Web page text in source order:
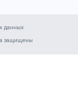
данных
защищены